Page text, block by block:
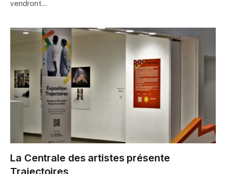
vendront…
La Centrale des artistes présente
Trajectoires